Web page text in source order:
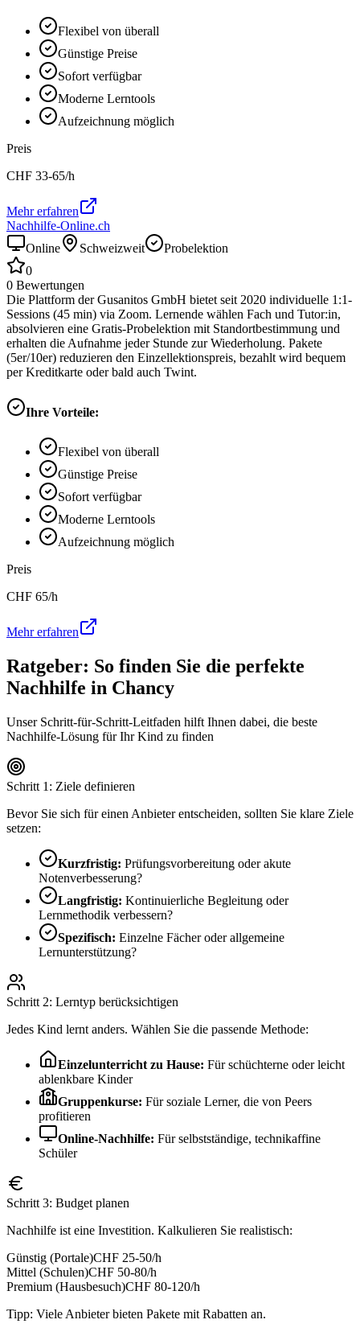
Flexibel von überall
Günstige Preise
Sofort verfügbar
Moderne Lerntools
Aufzeichnung möglich
Preis
CHF 33-65/h
Mehr erfahren
Nachhilfe-Online.ch
Online
Schweizweit
Probelektion
0
0 Bewertungen
Die Plattform der Gusanitos GmbH bietet seit 2020 individuelle 1:1-
Sessions (45 min) via Zoom. Lernende wählen Fach und Tutor:in,
absolvieren eine Gratis-Probelektion mit Standortbestimmung und
erhalten die Aufnahme jeder Stunde zur Wiederholung. Pakete
(5er/10er) reduzieren den Einzellektionspreis, bezahlt wird bequem
per Kreditkarte oder bald auch Twint.
Ihre Vorteile:
Flexibel von überall
Günstige Preise
Sofort verfügbar
Moderne Lerntools
Aufzeichnung möglich
Preis
CHF 65/h
Mehr erfahren
Ratgeber: So finden Sie die perfekte
Nachhilfe in Chancy
Unser Schritt-für-Schritt-Leitfaden hilft Ihnen dabei, die beste
Nachhilfe-Lösung für Ihr Kind zu finden
Schritt 1: Ziele definieren
Bevor Sie sich für einen Anbieter entscheiden, sollten Sie klare Ziele
setzen:
Kurzfristig: Prüfungsvorbereitung oder akute
Notenverbesserung?
Langfristig: Kontinuierliche Begleitung oder
Lernmethodik verbessern?
Spezifisch: Einzelne Fächer oder allgemeine
Lernunterstützung?
Schritt 2: Lerntyp berücksichtigen
Jedes Kind lernt anders. Wählen Sie die passende Methode:
Einzelunterricht zu Hause: Für schüchterne oder leicht
ablenkbare Kinder
Gruppenkurse: Für soziale Lerner, die von Peers
profitieren
Online-Nachhilfe: Für selbstständige, technikaffine
Schüler
Schritt 3: Budget planen
Nachhilfe ist eine Investition. Kalkulieren Sie realistisch:
Günstig (Portale)CHF 25-50/h
Mittel (Schulen)CHF 50-80/h
Premium (Hausbesuch)CHF 80-120/h
Tipp: Viele Anbieter bieten Pakete mit Rabatten an.